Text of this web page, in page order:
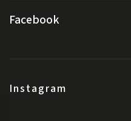
Facebook
Instagram